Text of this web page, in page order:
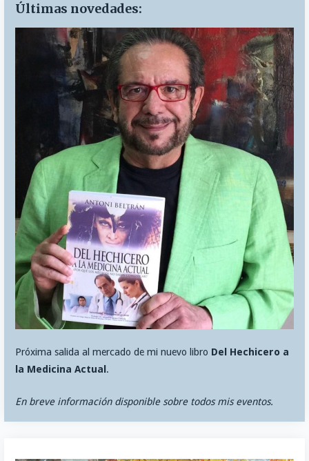
Últimas novedades:
Próxima salida al mercado de mi nuevo libro Del Hechicero a
la Medicina Actual .
En breve información disponible sobre todos mis eventos.